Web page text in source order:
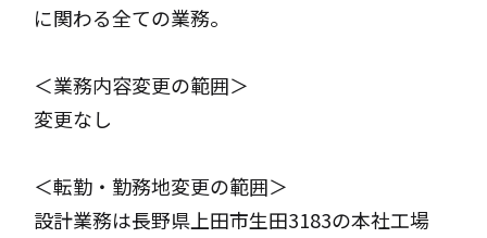
に関わる全ての業務。
＜業務内容変更の範囲＞
変更なし
＜転勤・勤務地変更の範囲＞
設計業務は長野県上田市生田3183の本社工場